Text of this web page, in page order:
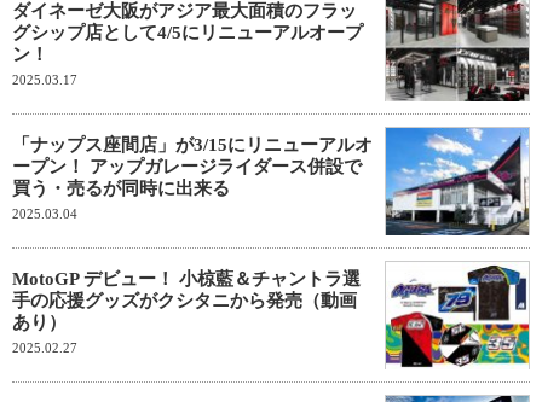
ダイネーゼ大阪がアジア最大面積のフラッ
グシップ店として4/5にリニューアルオープ
ン！
2025.03.17
「ナップス座間店」が3/15にリニューアルオ
ープン！ アップガレージライダース併設で
買う・売るが同時に出来る
2025.03.04
MotoGP デビュー！ 小椋藍＆チャントラ選
手の応援グッズがクシタニから発売（動画
あり）
2025.02.27